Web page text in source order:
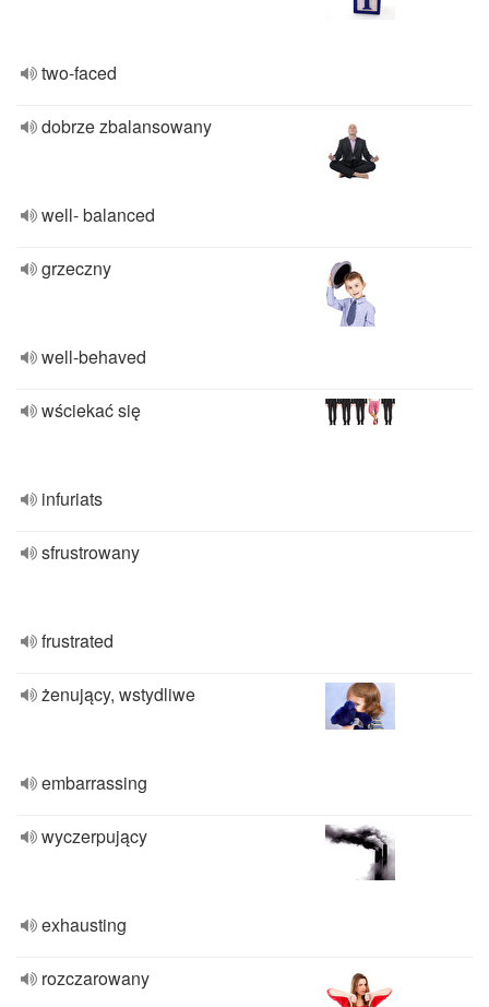
two-faced
dobrze zbalansowany
well- balanced
grzeczny
well-behaved
wściekać się
infuriats
sfrustrowany
frustrated
żenujący, wstydliwe
embarrassing
wyczerpujący
exhausting
rozczarowany